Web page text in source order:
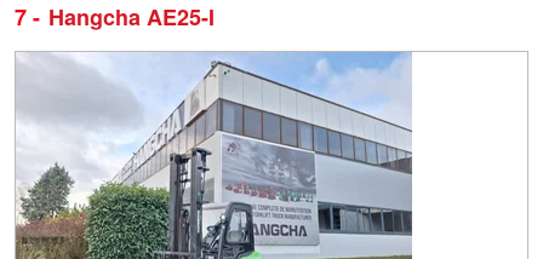
7 Hangcha AE25-I